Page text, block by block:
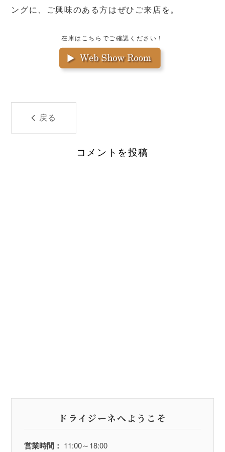
ングに、ご興味のある方はぜひご来店を。
在庫はこちらでご確認ください！
戻る
コメントを投稿
ドライジーネへようこそ
営業時間： 11:00～18:00